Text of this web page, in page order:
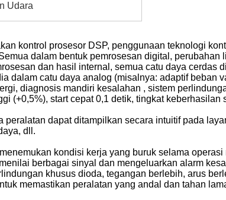
Udara
kontrol prosesor DSP, penggunaan teknologi
dalam bentuk pemrosesan digital, perubahan
dan hasil internal, semua catu daya cerdas
dalam catu daya analog (misalnya: adaptif beban
diagnosis mandiri kesalahan , sistem
(+0,5%), start cepat 0,1 detik, tingkat keberhasilan
peralatan dapat ditampilkan secara intuitif pada
dll.
kondisi kerja yang buruk selama operasi
berbagai sinyal dan mengeluarkan alarm
khusus dioda, tegangan berlebih, arus
memastikan peralatan yang andal dan tahan